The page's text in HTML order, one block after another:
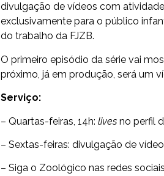
divulgação de vídeos com
exclusivamente para o público
do trabalho da FJZB.
O primeiro episódio da série vai
próximo, já em produção, será um
Serviço:
– Quartas-feiras, 14h: lives no perfil
– Sextas-feiras: divulgação de
– Siga o Zoológico nas redes